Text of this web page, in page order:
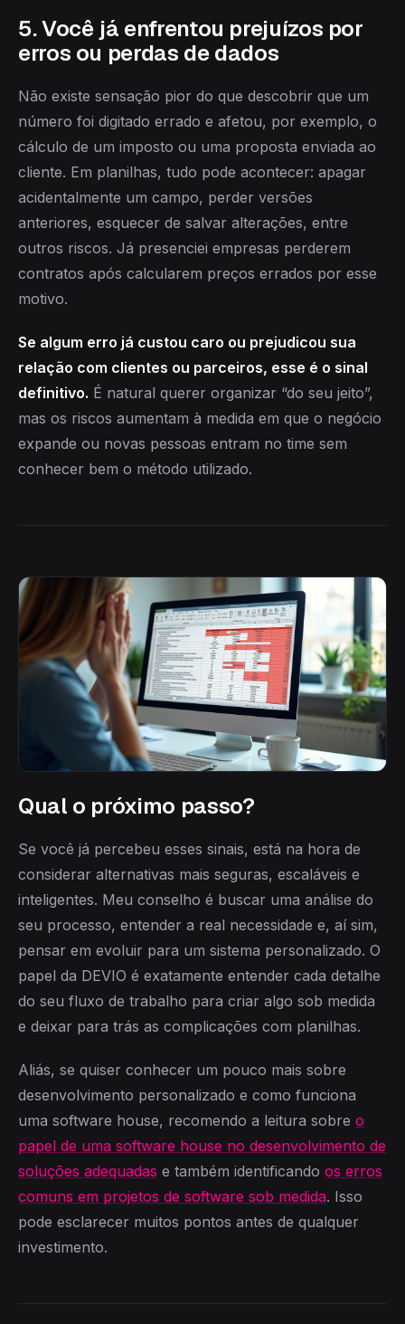
5. Você já enfrentou prejuízos por
erros ou perdas de dados
Não existe sensação pior do que descobrir que um
número foi digitado errado e afetou, por exemplo, o
cálculo de um imposto ou uma proposta enviada ao
cliente. Em planilhas, tudo pode acontecer: apagar
acidentalmente um campo, perder versões
anteriores, esquecer de salvar alterações, entre
outros riscos. Já presenciei empresas perderem
contratos após calcularem preços errados por esse
motivo.
Se algum erro já custou caro ou prejudicou sua
relação com clientes ou parceiros, esse é o sinal
definitivo. É natural querer organizar “do seu jeito”,
mas os riscos aumentam à medida em que o negócio
expande ou novas pessoas entram no time sem
conhecer bem o método utilizado.
Qual o próximo passo?
Se você já percebeu esses sinais, está na hora de
considerar alternativas mais seguras, escaláveis e
inteligentes. Meu conselho é buscar uma análise do
seu processo, entender a real necessidade e, aí sim,
pensar em evoluir para um sistema personalizado. O
papel da DEVIO é exatamente entender cada detalhe
do seu fluxo de trabalho para criar algo sob medida
e deixar para trás as complicações com planilhas.
Aliás, se quiser conhecer um pouco mais sobre
desenvolvimento personalizado e como funciona
uma software house, recomendo a leitura sobre o
papel de uma software house no desenvolvimento de
soluções adequadas e também identificando os erros
comuns em projetos de software sob medida. Isso
pode esclarecer muitos pontos antes de qualquer
investimento.